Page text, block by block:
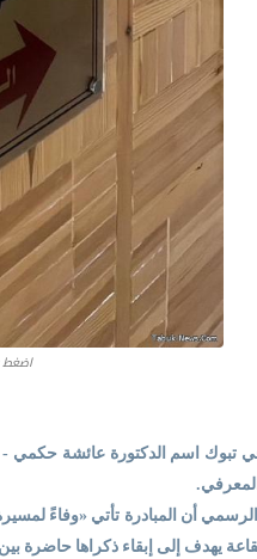
اضغط
اسم الدكتورة عائشة حكمي -
أن المبادرة تأتي «وفاءً
يهدف إلى إبقاء ذكراها حاضرة